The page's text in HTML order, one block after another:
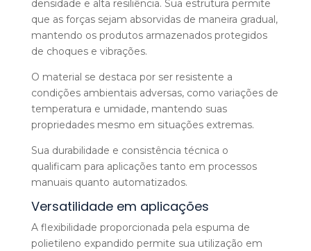
densidade e alta resiliência. Sua estrutura permite
que as forças sejam absorvidas de maneira gradual,
mantendo os produtos armazenados protegidos
de choques e vibrações.
O material se destaca por ser resistente a
condições ambientais adversas, como variações de
temperatura e umidade, mantendo suas
propriedades mesmo em situações extremas.
Sua durabilidade e consistência técnica o
qualificam para aplicações tanto em processos
manuais quanto automatizados.
Versatilidade em aplicações
A flexibilidade proporcionada pela espuma de
polietileno expandido permite sua utilização em